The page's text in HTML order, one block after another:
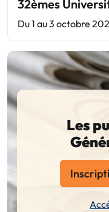
32èmes
Du 1 au 3 octobre
Les